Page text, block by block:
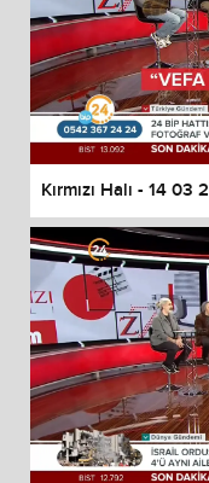
Kırmızı Halı - 14 03